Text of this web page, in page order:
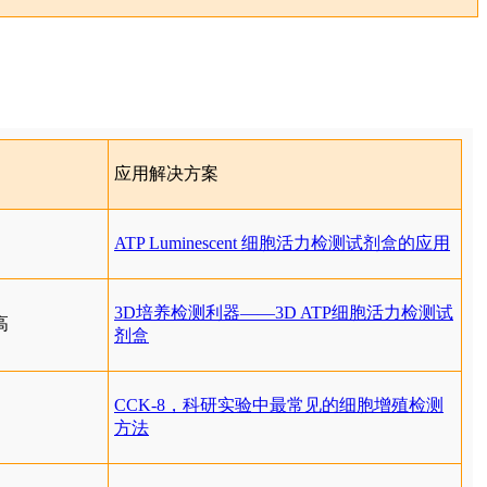
应用解决方案
ATP Luminescent 细胞活力检测试剂盒的应用
3D培养检测利器——3D ATP细胞活力检测试
剂盒
CCK-8，科研实验中最常见的细胞增殖检测
方法